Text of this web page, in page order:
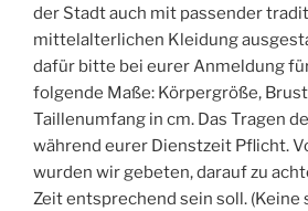
der Stadt auch mit passender
mittelalterlichen Kleidung
dafür bitte bei eurer Anmeldung
folgende Maße: Körpergröße,
Taillenumfang in cm. Das Tragen
während eurer Dienstzeit Pflicht.
wurden wir gebeten, darauf zu
Zeit entsprechend sein soll. (Keine